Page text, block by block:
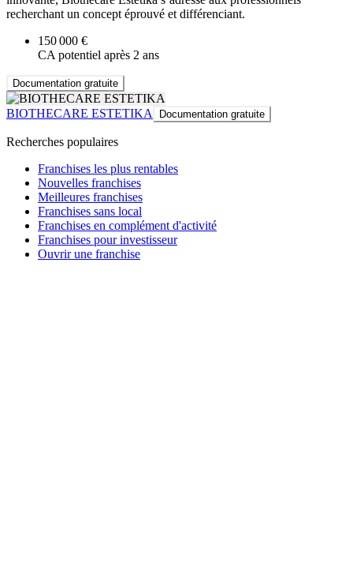
recherchant un concept éprouvé et différenciant.
150 000 €
CA potentiel après 2 ans
Documentation gratuite
BIOTHECARE ESTETIKA Documentation gratuite
Recherches populaires
Franchises les plus rentables
Nouvelles franchises
Meilleures franchises
Franchises sans local
Franchises en complément d'activité
Franchises pour investisseur
Ouvrir une franchise